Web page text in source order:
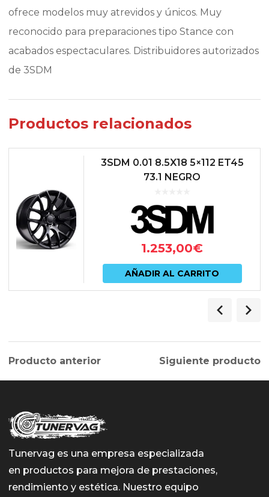
ofrece modelos muy atrevidos y únicos. Muy
reconocido para preparaciones tipo Stance con
acabados espectaculares. Distribuidores autorizados
de 3SDM
Productos relacionados
3SDM 0.01 8.5X18 5×112 ET45
73.1 NEGRO
1.253,00€
AÑADIR AL CARRITO
Producto anterior Siguiente producto
Tunervag es una empresa especializada
en productos para mejora de prestaciones,
rendimiento y estética. Nuestro equipo